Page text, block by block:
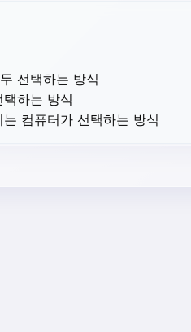
선택하는 방식
하는 방식
컴퓨터가 선택하는 방식